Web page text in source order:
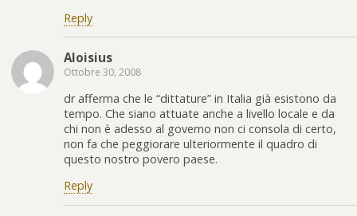
Reply
Aloisius
Ottobre 30, 2008
dr afferma che le “dittature” in Italia già esistono da
tempo. Che siano attuate anche a livello locale e da
chi non è adesso al governo non ci consola di certo,
non fa che peggiorare ulteriormente il quadro di
questo nostro povero paese.
Reply